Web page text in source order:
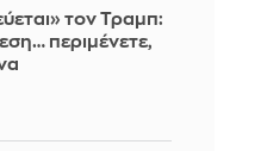
τον Τραμπ:
περιμένετε,